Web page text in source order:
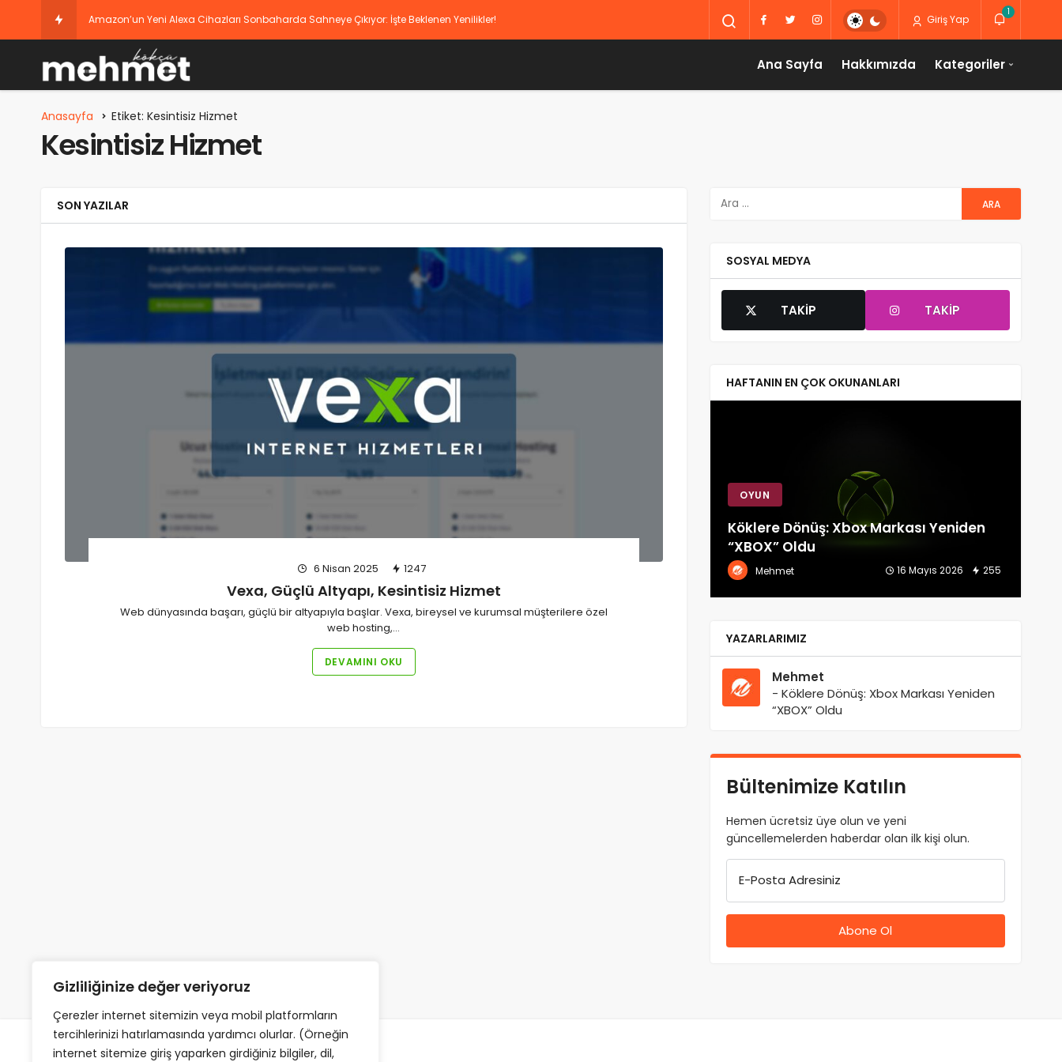
Gizliliğinize değer veriyoruz
Çerezler internet sitemizin veya mobil platformların
tercihlerinizi hatırlamasında yardımcı olurlar. (Örneğin
internet sitemize giriş yaparken girdiğiniz bilgiler, dil,
Amazon’un Yeni Alexa Cihazları Sonbaharda Sahneye Çıkıyor: İşte Beklenen Yenilikler! Giriş Yap
1
Ana Sayfa Hakkımızda Kategoriler
Anasayfa Etiket: Kesintisiz Hizmet
Kesintisiz Hizmet
SON YAZILAR
6 Nisan 2025 1247
Vexa, Güçlü Altyapı, Kesintisiz Hizmet
Web dünyasında başarı, güçlü bir altyapıyla başlar. Vexa, bireysel ve kurumsal müşterilere özel
web hosting,…
DEVAMINI OKU
SOSYAL MEDYA
TAKIP TAKIP
HAFTANIN EN ÇOK OKUNANLARI
OYUN
Köklere Dönüş: Xbox Markası Yeniden
“XBOX” Oldu
Mehmet 16 Mayıs 2026 255
YAZARLARIMIZ
Mehmet
- Köklere Dönüş: Xbox Markası Yeniden
“XBOX” Oldu
Bültenimize Katılın
Hemen ücretsiz üye olun ve yeni
güncellemelerden haberdar olan ilk kişi olun.
E-Posta Adresiniz